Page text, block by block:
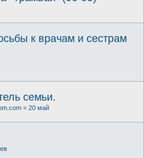
к врачам и сестрам
семьи.
« 20 май